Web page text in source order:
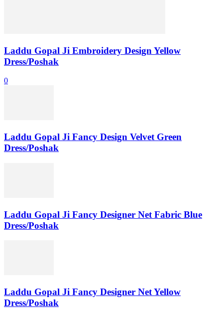
Laddu Gopal Ji Embroidery Design Yellow
Dress/Poshak
0
Laddu Gopal Ji Fancy Design Velvet Green
Dress/Poshak
Laddu Gopal Ji Fancy Designer Net Fabric Blue
Dress/Poshak
Laddu Gopal Ji Fancy Designer Net Yellow
Dress/Poshak